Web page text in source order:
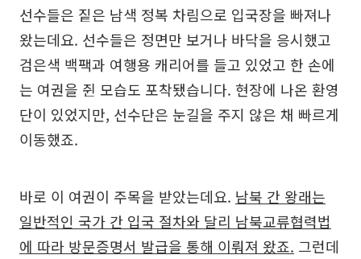
선수들은 짙은 남색 정복 차림으로 입국장을 빠져나
왔는데요. 선수들은 정면만 보거나 바닥을 응시했고
검은색 백팩과 여행용 캐리어를 들고 있었고 한 손에
는 여권을 쥔 모습도 포착됐습니다. 현장에 나온 환영
단이 있었지만, 선수단은 눈길을 주지 않은 채 빠르게
이동했죠.
바로 이 여권이 주목을 받았는데요. 남북 간 왕래는
일반적인 국가 간 입국 절차와 달리 남북교류협력법
에 따라 방문증명서 발급을 통해 이뤄져 왔죠. 그런데